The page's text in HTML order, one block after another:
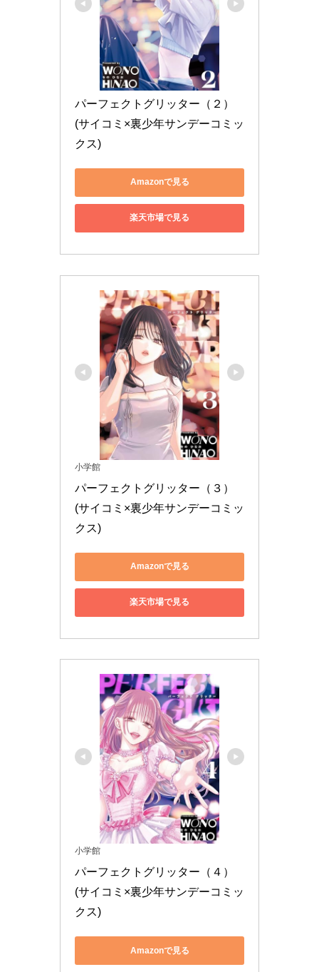
パーフェクトグリッター（２）
(サイコミ×裏少年サンデーコミッ
クス)
Amazonで見る
楽天市場で見る
小学館
パーフェクトグリッター（３）
(サイコミ×裏少年サンデーコミッ
クス)
Amazonで見る
楽天市場で見る
小学館
パーフェクトグリッター（４）
(サイコミ×裏少年サンデーコミッ
クス)
Amazonで見る